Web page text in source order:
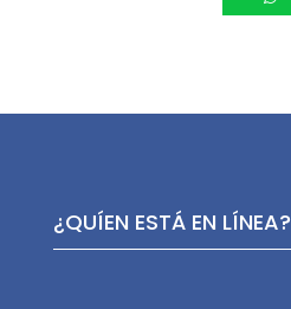
¿QUÍEN ESTÁ EN LÍNEA?